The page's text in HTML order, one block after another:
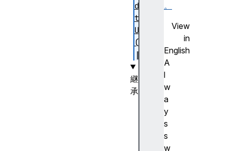
。
View
in
English
A
l
w
a
y
s
s
w
da
te
UI
()
継
承